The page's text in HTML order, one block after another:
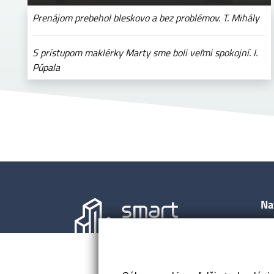
Prenájom prebehol bleskovo a bez problémov. T. Mihály
S prístupom maklérky Marty sme boli veľmi spokojní. I.
Púpala
O